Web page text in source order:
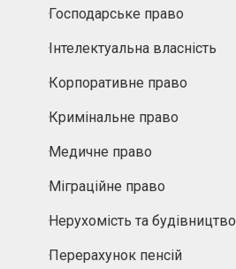
Господарське право
Інтелектуальна власність
Корпоративне право
Кримінальне право
Медичне право
Міграційне право
Нерухомість та будівництво
Перерахунок пенсій